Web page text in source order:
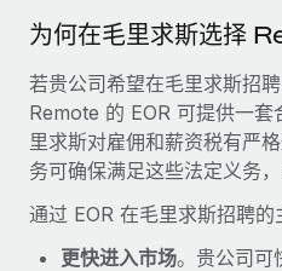
Most teams hear "payroll
了解更多
为何在毛里求斯选择
若贵公司希望在毛里求斯招
Remote 的 EOR 可提供一
里求斯对雇佣和薪资税有严
务可确保满足这些法定义务
通过 EOR 在毛里求斯招聘的
更快进入市场。贵公司可